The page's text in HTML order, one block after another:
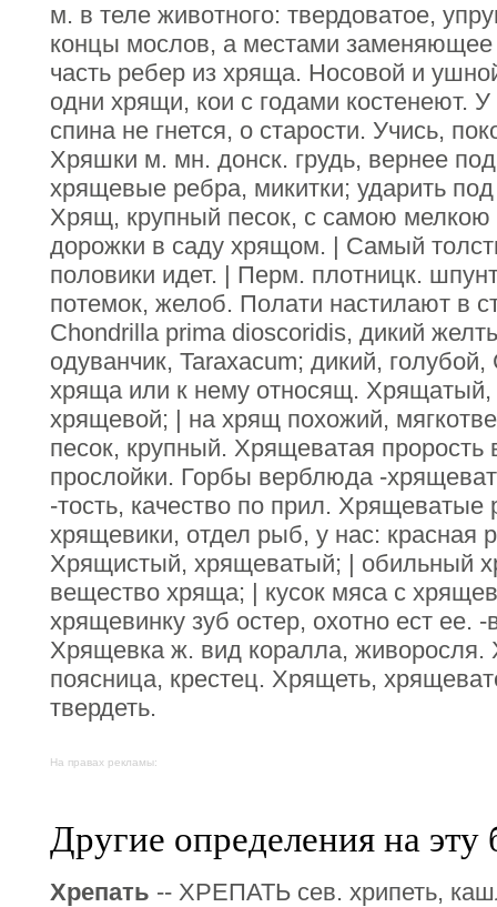
м. в теле животного: твердоватое,
концы мослов, а местами заменяющее
часть ребер из хряща. Носовой и
одни хрящи, кои с годами костенеют.
спина не гнется, о старости. Учись,
Хряшки м. мн. донск. грудь, вернее
хрящевые ребра, микитки; ударить
Хрящ, крупный песок, с самою мелкою
дорожки в саду хрящом. | Самый
половики идет. | Перм. плотницк.
потемок, желоб. Полати настилают в
Chondrilla prima dioscoridis, дикий
одуванчик, Taraxacum; дикий,
хряща или к нему относящ.
хрящевой; | на хрящ похожий,
песок, крупный. Хрящеватая
прослойки. Горбы верблюда -
-тость, качество по прил.
хрящевики, отдел рыб, у нас: красная
Хрящистый, хрящеватый; | обильный
вещество хряща; | кусок мяса с
хрящевинку зуб остер, охотно ест ее.
Хрящевка ж. вид коралла, живоросля.
поясница, крестец. Хрящеть,
твердеть.
На правах рекламы:
Другие определения на эту
Хрепать -- ХРЕПАТЬ сев. хрипеть,